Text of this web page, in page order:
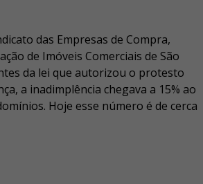
das Empresas de Compra,
de Imóveis Comerciais de São
da lei que autorizou o protesto
a inadimplência chegava a 15% ao
Hoje esse número é de cerca